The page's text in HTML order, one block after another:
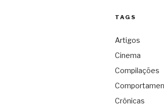
TAGS
Artigos
Cinema
Compilações
Crônicas